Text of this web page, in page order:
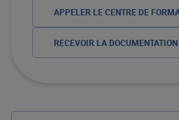
APPELER LE CENTRE DE
RECEVOIR LA DOCUMENTATION